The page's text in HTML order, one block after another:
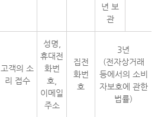
년 보
관
고객의 소
리 접수
성명,
휴대전
화번
호,
이메일
주소
집전
화번
호
3년
(전자상거래
등에서의 소비
자보호에 관한
법률)